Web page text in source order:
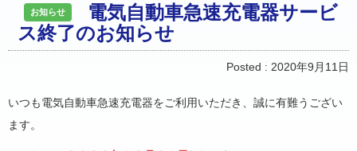
お知らせ
電気自動車急速充電器サービ
ス終了のお知らせ
Posted : 2020年9月11日
いつも電気自動車急速充電器をご利用いただき、誠に有難うござい
ます。